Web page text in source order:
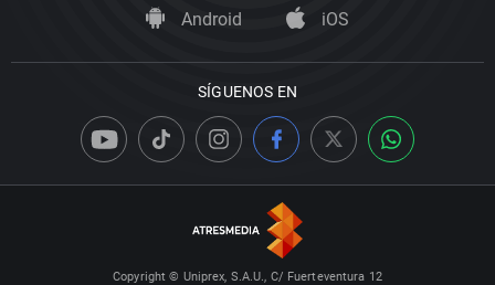
Android iOS
SÍGUENOS EN
Copyright © Uniprex, S.A.U., C/ Fuerteventura 12